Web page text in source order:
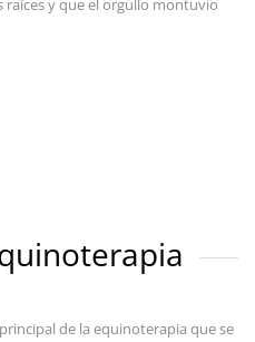
y que el orgullo montuvio
de la equinoterapia que se